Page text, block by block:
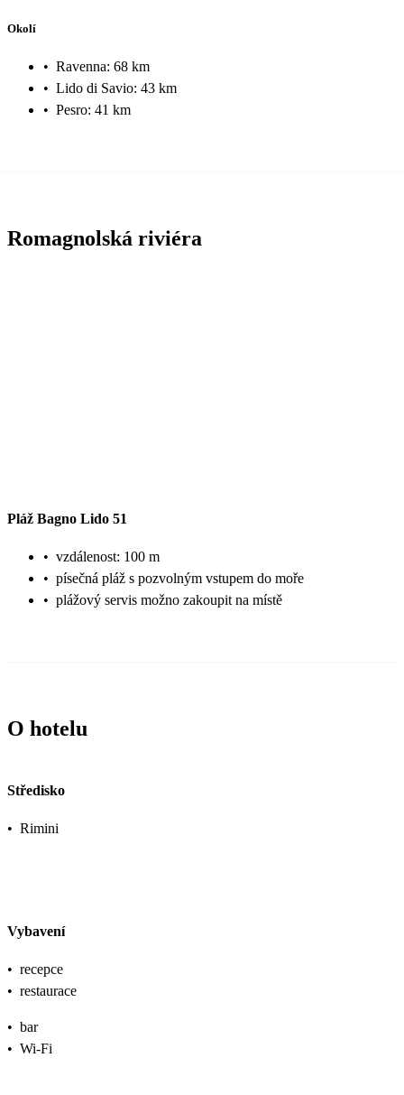
Okolí
• Ravenna: 68 km
• Lido di Savio: 43 km
• Pesro: 41 km
Romagnolská riviéra
Pláž Bagno Lido 51
• vzdálenost: 100 m
• písečná pláž s pozvolným vstupem do moře
• plážový servis možno zakoupit na místě
O hotelu
Středisko
• Rimini
Vybavení
• recepce
• restaurace
• bar
• Wi-Fi